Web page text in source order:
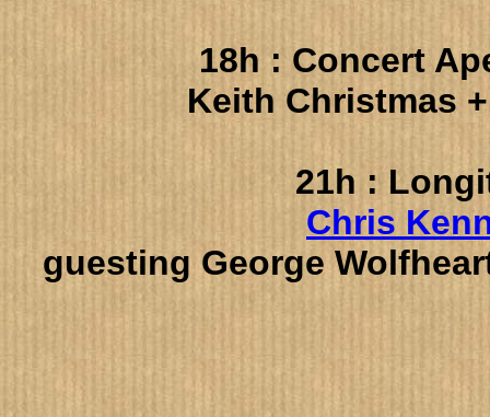
18h : Concert
Keith Christmas
21h :
Chris
guesting George